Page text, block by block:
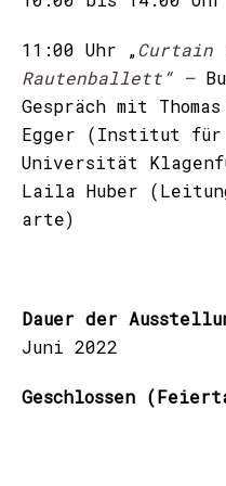
11:00 Uhr „Curtain
Rautenballett“ –
Gespräch mit
Egger (Institut für
Universität
Laila Huber
arte)
Dauer der
Juni 2022
Geschlossen